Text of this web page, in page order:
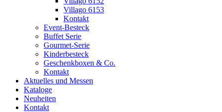
Villago 6153
Kontakt
Event-Besteck
Buffet Serie
Gourmet-Serie
Kinderbesteck
Geschenkboxen & Co.
Kontakt
Aktuelles und Messen
Kataloge
Neuheiten
Kontakt